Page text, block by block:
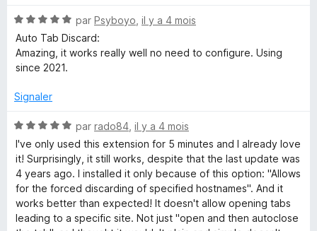
5
N
o
é
s
r
5
par Psyboyo il y a 4 mois
Auto Tab Discard:
Amazing, it works really well no need to configure. Using
since 2021.
Signaler
N
o
t
é
5
s
u
par rado84 il y a 4 mois
I've only used this extension for 5 minutes and I already love
it! Surprisingly, it still works, despite that the last update was
4 years ago. I installed it only because of this option: "Allows
for the forced discarding of specified hostnames". And it
works better than expected! It doesn't allow opening tabs
leading to a specific site. Not just "open and then autoclose